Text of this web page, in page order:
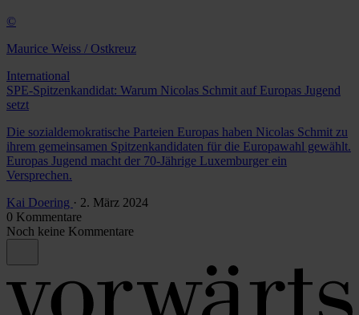
©
Maurice Weiss / Ostkreuz
International
SPE-Spitzenkandidat: Warum Nicolas Schmit auf Europas Jugend
setzt
Die sozialdemokratische Parteien Europas haben Nicolas Schmit zu
ihrem gemeinsamen Spitzenkandidaten für die Europawahl gewählt.
Europas Jugend macht der 70-Jährige Luxemburger ein
Versprechen.
Kai Doering · 2. März 2024
0 Kommentare
Noch keine Kommentare